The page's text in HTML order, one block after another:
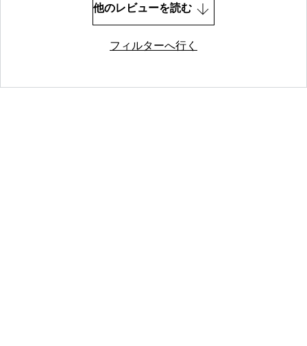
他のレビューを読む
フィルターへ行く